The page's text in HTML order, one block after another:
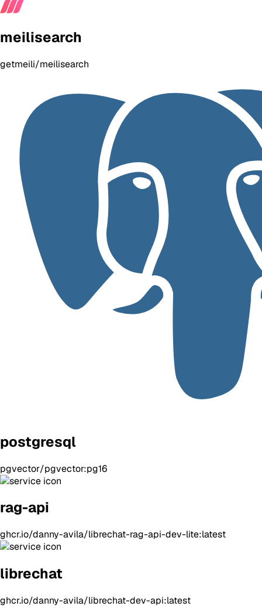
meilisearch
getmeili/meilisearch
postgresql
pgvector/pgvector:pg16
rag-api
ghcr.io/danny-avila/librechat-rag-api-dev-lite:latest
librechat
ghcr.io/danny-avila/librechat-dev-api:latest